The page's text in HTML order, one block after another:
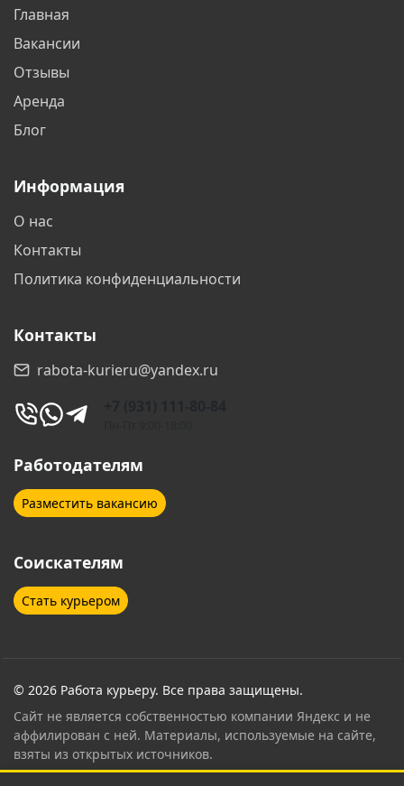
Горно-Алтайск
Егорьевск
Железногорск
Жуковский
Ишимбай
Кемерово
Киров
Коломна Колпино
Королёв Кострома
Котельники
Главная
Вакансии
Отзывы
Аренда
Блог
Информация
О нас
Контакты
Политика конфиденциальности
Контакты
rabota-kurieru@yandex.ru
Работодателям
Разместить вакансию
Соискателям
Стать курьером
© 2026 Работа курьеру. Все права защищены.
Сайт не является собственностью компании Яндекс и не
аффилирован с ней. Материалы, используемые на сайте,
взяты из открытых источников.